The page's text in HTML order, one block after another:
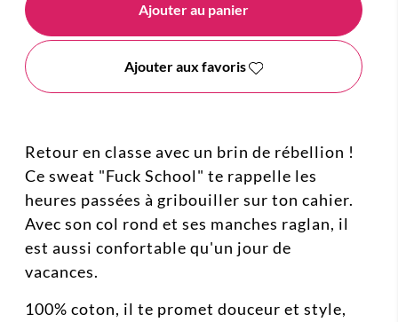
Ajouter au panier
Ajouter aux favoris
Retour en classe avec un brin de rébellion !
Ce sweat "Fuck School" te rappelle les
heures passées à gribouiller sur ton cahier.
Avec son col rond et ses manches raglan, il
est aussi confortable qu'un jour de
vacances.
100% coton, il te promet douceur et style,